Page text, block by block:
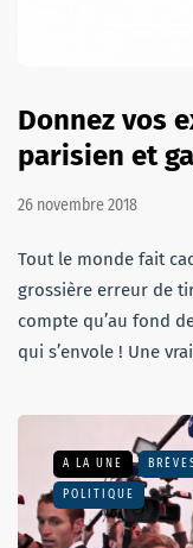
Donnez vos
parisien et
26 novembre 2018
Tout le monde fait
grossière erreur de
compte qu’au fond
qui s’envole ! Une
A LA UNE
POLITIQUE